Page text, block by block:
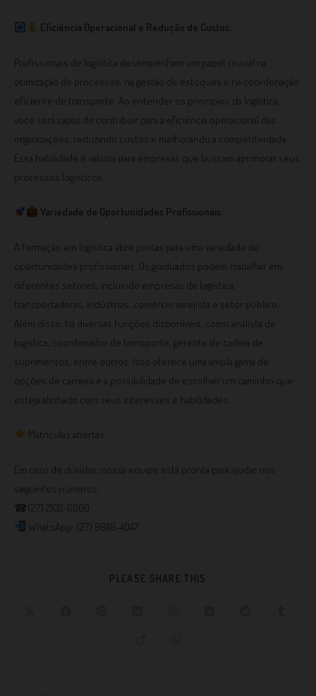
Eficiência Operacional e Redução de Custos:
Profissionais de logística desempenham um papel crucial na
otimização de processos, na gestão de estoques e na coordenação
eficiente de transporte. Ao entender os princípios da logística,
você será capaz de contribuir para a eficiência operacional das
organizações, reduzindo custos e melhorando a competitividade.
Essa habilidade é valiosa para empresas que buscam aprimorar seus
processos logísticos.
Variedade de Oportunidades Profissionais:
A formação em logística abre portas para uma variedade de
oportunidades profissionais. Os graduados podem trabalhar em
diferentes setores, incluindo empresas de logística,
transportadoras, indústrias, comércio varejista e setor público.
Além disso, há diversas funções disponíveis, como analista de
logística, coordenador de transporte, gerente de cadeia de
suprimentos, entre outros. Isso oferece uma ampla gama de
opções de carreira e a possibilidade de escolher um caminho que
esteja alinhado com seus interesses e habilidades.
Matrículas abertas.
Em caso de dúvidas, nossa equipe está pronta para ajudar nos
seguintes números:⠀
☎(27) 2102-6000⠀
WhatsApp: (27) 98118-4047
PLEASE SHARE THIS